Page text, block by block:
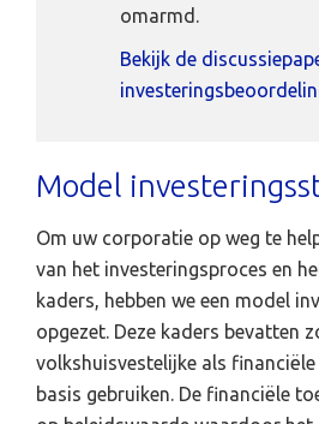
omarmd.
Bekijk de
Model
Om uw corporatie op weg te
van het investeringsproces en
kaders, hebben we een model
opgezet. Deze kaders bevatten
volkshuisvestelijke als
basis gebruiken. De financiële